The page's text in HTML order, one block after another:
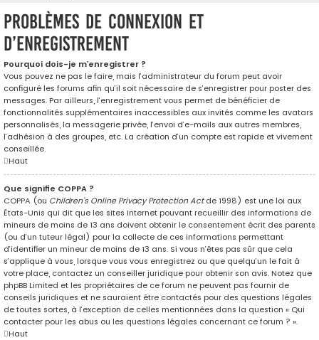
Problèmes de connexion et
d’enregistrement
Pourquoi dois-je m’enregistrer ?
Vous pouvez ne pas le faire, mais l’administrateur du forum peut avoir
configuré les forums afin qu’il soit nécessaire de s’enregistrer pour poster des
messages. Par ailleurs, l’enregistrement vous permet de bénéficier de
fonctionnalités supplémentaires inaccessibles aux invités comme les avatars
personnalisés, la messagerie privée, l’envoi d’e-mails aux autres membres,
l’adhésion à des groupes, etc. La création d’un compte est rapide et vivement
conseillée.
Haut
Que signifie COPPA ?
COPPA (ou Children’s Online Privacy Protection Actde 1998) est une loi aux
États-Unis qui dit que les sites Internet pouvant recueillir des informations de
mineurs de moins de 13 ans doivent obtenir le consentement écrit des parents
(ou d’un tuteur légal) pour la collecte de ces informations permettant
d’identifier un mineur de moins de 13 ans. Si vous n’êtes pas sûr que cela
s’applique à vous, lorsque vous vous enregistrez ou que quelqu’un le fait à
votre place, contactez un conseiller juridique pour obtenir son avis. Notez que
phpBB Limited et les propriétaires de ce forum ne peuvent pas fournir de
conseils juridiques et ne sauraient être contactés pour des questions légales
de toutes sortes, à l’exception de celles mentionnées dans la question « Qui
contacter pour les abus ou les questions légales concernant ce forum ? ».
Haut